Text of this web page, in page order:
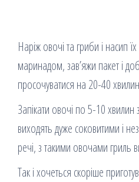
Наріж овочі та гриби і насип
маринадом, зав’яжи пакет і
просочуватися на 20-40
Запікати овочі по 5-10
виходять дуже соковитими і
речі, з такими овочами гриль
Так і хочеться скоріше